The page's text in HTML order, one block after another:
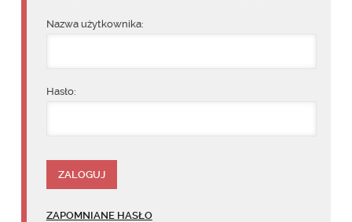
Nazwa użytkownika:
Hasło:
ZAPOMNIANE HASŁO